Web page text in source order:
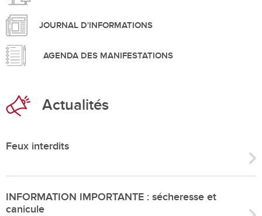
JOURNAL D'INFORMATIONS
AGENDA DES MANIFESTATIONS
Actualités
Feux interdits
INFORMATION IMPORTANTE : sécheresse et
canicule